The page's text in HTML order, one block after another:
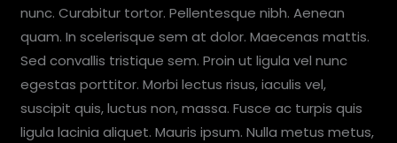
nunc. Curabitur tortor. Pellentesque nibh. Aenean
quam. In scelerisque sem at dolor. Maecenas mattis.
Sed convallis tristique sem. Proin ut ligula vel nunc
egestas porttitor. Morbi lectus risus, iaculis vel,
suscipit quis, luctus non, massa. Fusce ac turpis quis
ligula lacinia aliquet. Mauris ipsum. Nulla metus metus,